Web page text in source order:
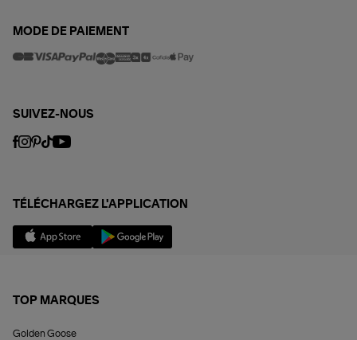
MODE DE PAIEMENT
SUIVEZ-NOUS
TÉLÉCHARGEZ L'APPLICATION
TOP MARQUES
Golden Goose